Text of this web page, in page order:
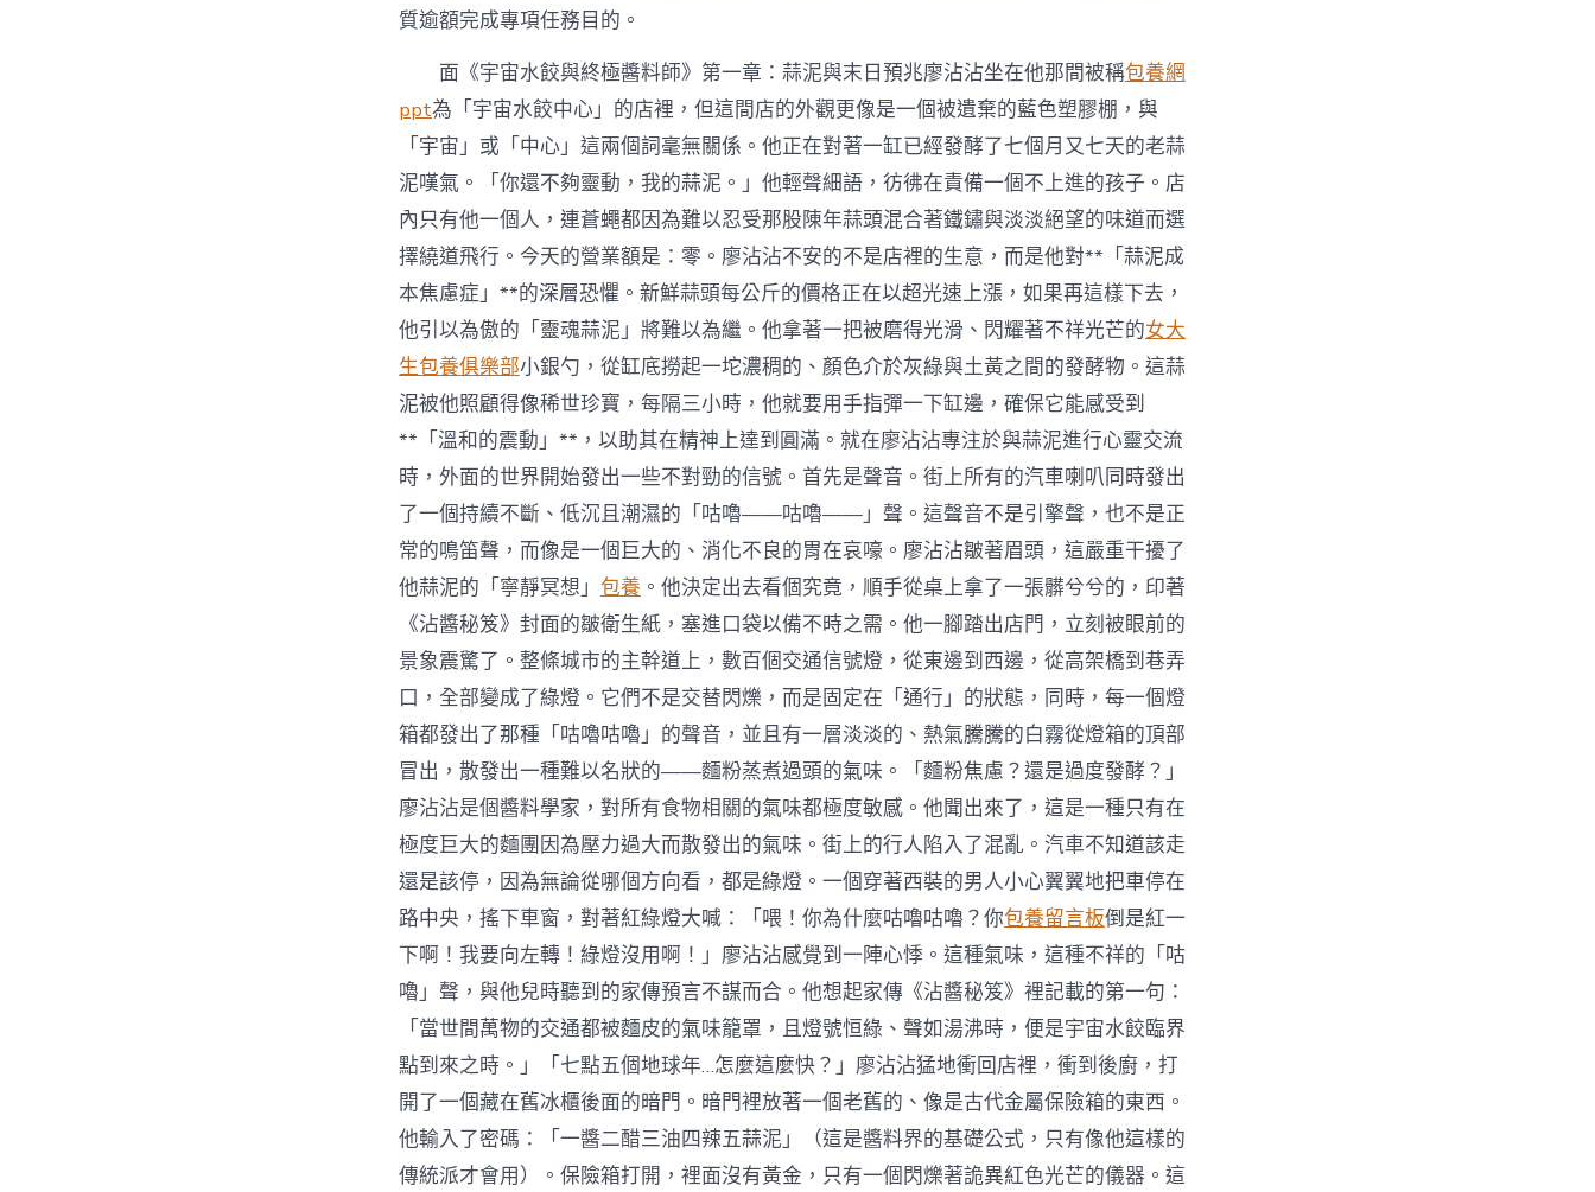
網
心
得
“雙
保
險”〉
中
質逾額完成專項任務目的。
面《宇宙水餃與終極醬料師》第一章：蒜泥與末日預兆廖沾沾坐在他那間被稱包養網
ppt為「宇宙水餃中心」的店裡，但這間店的外觀更像是一個被遺棄的藍色塑膠棚，與
「宇宙」或「中心」這兩個詞毫無關係。他正在對著一缸已經發酵了七個月又七天的老蒜
泥嘆氣。「你還不夠靈動，我的蒜泥。」他輕聲細語，彷彿在責備一個不上進的孩子。店
內只有他一個人，連蒼蠅都因為難以忍受那股陳年蒜頭混合著鐵鏽與淡淡絕望的味道而選
擇繞道飛行。今天的營業額是：零。廖沾沾不安的不是店裡的生意，而是他對**「蒜泥成
本焦慮症」**的深層恐懼。新鮮蒜頭每公斤的價格正在以超光速上漲，如果再這樣下去，
他引以為傲的「靈魂蒜泥」將難以為繼。他拿著一把被磨得光滑、閃耀著不祥光芒的女大
生包養俱樂部小銀勺，從缸底撈起一坨濃稠的、顏色介於灰綠與土黃之間的發酵物。這蒜
泥被他照顧得像稀世珍寶，每隔三小時，他就要用手指彈一下缸邊，確保它能感受到
**「溫和的震動」**，以助其在精神上達到圓滿。就在廖沾沾專注於與蒜泥進行心靈交流
時，外面的世界開始發出一些不對勁的信號。首先是聲音。街上所有的汽車喇叭同時發出
了一個持續不斷、低沉且潮濕的「咕嚕——咕嚕——」聲。這聲音不是引擎聲，也不是正
常的鳴笛聲，而像是一個巨大的、消化不良的胃在哀嚎。廖沾沾皺著眉頭，這嚴重干擾了
他蒜泥的「寧靜冥想」 包養 。他決定出去看個究竟，順手從桌上拿了一張髒兮兮的，印著
《沾醬秘笈》封面的皺衛生紙，塞進口袋以備不時之需。他一腳踏出店門，立刻被眼前的
景象震驚了。整條城市的主幹道上，數百個交通信號燈，從東邊到西邊，從高架橋到巷弄
口，全部變成了綠燈。它們不是交替閃爍，而是固定在「通行」的狀態，同時，每一個燈
箱都發出了那種「咕嚕咕嚕」的聲音，並且有一層淡淡的、熱氣騰騰的白霧從燈箱的頂部
冒出，散發出一種難以名狀的——麵粉蒸煮過頭的氣味。「麵粉焦慮？還是過度發酵？」
廖沾沾是個醬料學家，對所有食物相關的氣味都極度敏感。他聞出來了，這是一種只有在
極度巨大的麵團因為壓力過大而散發出的氣味。街上的行人陷入了混亂。汽車不知道該走
還是該停，因為無論從哪個方向看，都是綠燈。一個穿著西裝的男人小心翼翼地把車停在
路中央，搖下車窗，對著紅綠燈大喊：「喂！你為什麼咕嚕咕嚕？你包養留言板倒是紅一
下啊！我要向左轉！綠燈沒用啊！」廖沾沾感覺到一陣心悸。這種氣味，這種不祥的「咕
嚕」聲，與他兒時聽到的家傳預言不謀而合。他想起家傳《沾醬秘笈》裡記載的第一句：
「當世間萬物的交通都被麵皮的氣味籠罩，且燈號恒綠、聲如湯沸時，便是宇宙水餃臨界
點到來之時。」「七點五個地球年…怎麼這麼快？」廖沾沾猛地衝回店裡，衝到後廚，打
開了一個藏在舊冰櫃後面的暗門。暗門裡放著一個老舊的、像是古代金屬保險箱的東西。
他輸入了密碼：「一醬二醋三油四辣五蒜泥」（這是醬料界的基礎公式，只有像他這樣的
傳統派才會用）。保險箱打開，裡面沒有黃金，只有一個閃爍著詭異紅色光芒的儀器。這